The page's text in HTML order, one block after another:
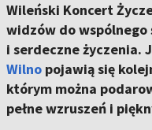
Wileński Koncert
widzów do
i serdeczne życzenia.
Wilno pojawią się
którym można
pełne wzruszeń i